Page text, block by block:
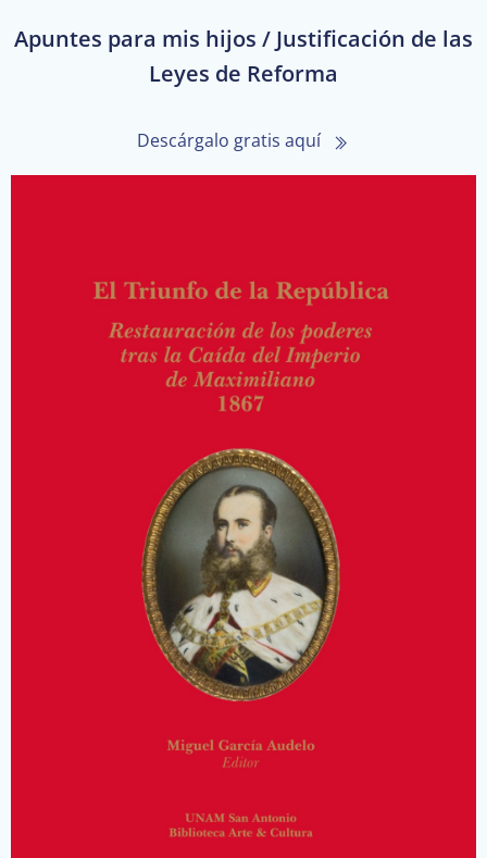
Apuntes para mis hijos / Justificación de las
Leyes de Reforma
Descárgalo gratis aquí